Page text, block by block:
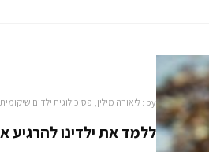
by : ליאורה מילין, פסיכולוגית ילדים שיקומית
ללמד את ילדינו